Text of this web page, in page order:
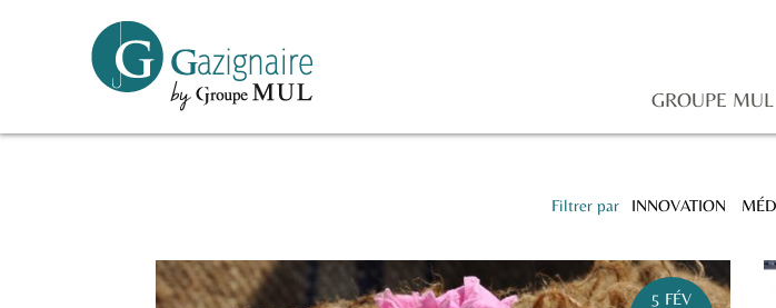
GROUPE MUL
Filtrer par INNOVATION
5 FÉV